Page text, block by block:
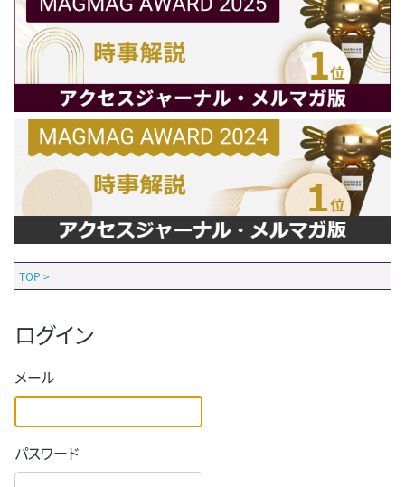
TOP >
ログイン
メール
パスワード